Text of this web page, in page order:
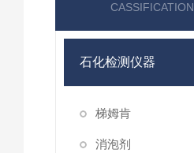
CASSIFICATION
石化检测仪器
梯姆肯
消泡剂